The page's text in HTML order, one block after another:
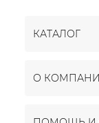
КАТАЛОГ
О